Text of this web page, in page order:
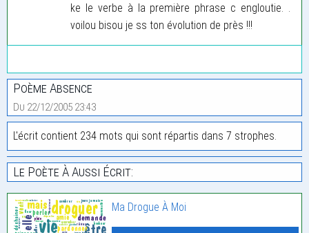
ke le verbe à la première phrase c engloutie. .
voilou bisou je ss ton évolution de près !!!
Poème Absence
Du 22/12/2005 23:43
L'écrit contient 234 mots qui sont répartis dans 7 strophes.
Le Poète À Aussi Écrit:
Ma Drogue À Moi